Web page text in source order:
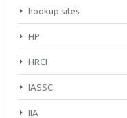
hookup sites
HP
HRCI
IASSC
IIA